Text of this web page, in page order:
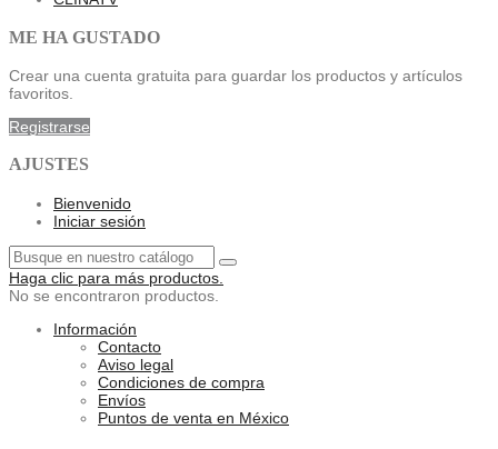
ME HA GUSTADO
Crear una cuenta gratuita para guardar los productos y artículos
favoritos.
Registrarse
AJUSTES
Bienvenido
Iniciar sesión
Haga clic para más productos.
No se encontraron productos.
Información
Contacto
Aviso legal
Condiciones de compra
Envíos
Puntos de venta en México